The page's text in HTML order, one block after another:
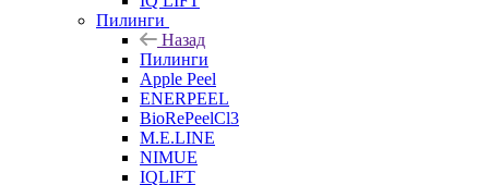
Пилинги
Назад
Пилинги
Apple Peel
ENERPEEL
BioRePeelCl3
M.E.LINE
NIMUE
IQLIFT